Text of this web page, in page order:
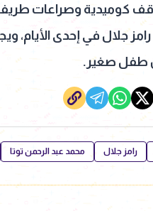
كوميدية وصراعات طريفة
جلال في إحدى الأيام،
طفل صغير.
رامز جلال محمد عبد الرحمن توتا